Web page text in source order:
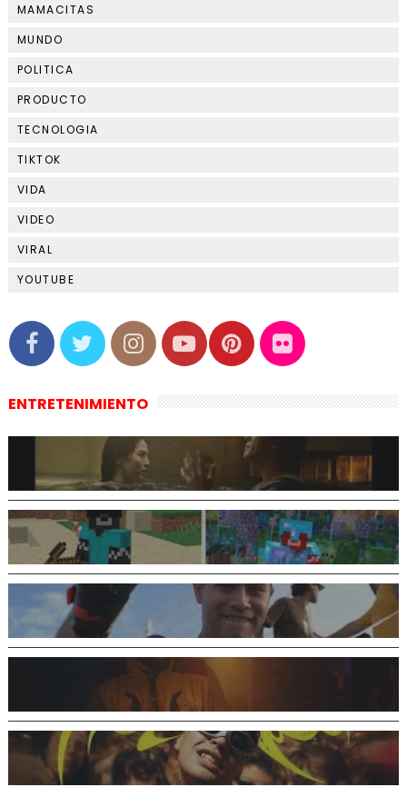
MAMACITAS
MUNDO
POLITICA
PRODUCTO
TECNOLOGIA
TIKTOK
VIDA
VIDEO
VIRAL
YOUTUBE
ENTRETENIMIENTO